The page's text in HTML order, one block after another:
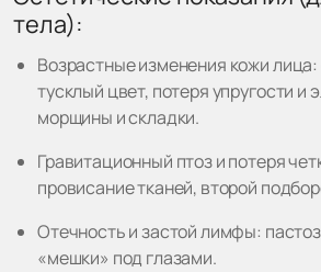
тела):
Возрастные изменения кожи
тусклый цвет, потеря упругости и
морщины и складки.
Гравитационный птоз и потеря
провисание тканей, второй
Отечность и застой лимфы:
«мешки» под глазами.